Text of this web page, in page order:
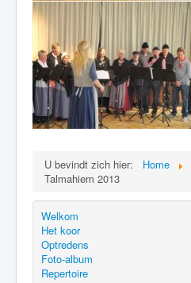
U bevindt zich hier: Home
Talmahiem 2013
Welkom
Het koor
Optredens
Foto-album
Repertoire